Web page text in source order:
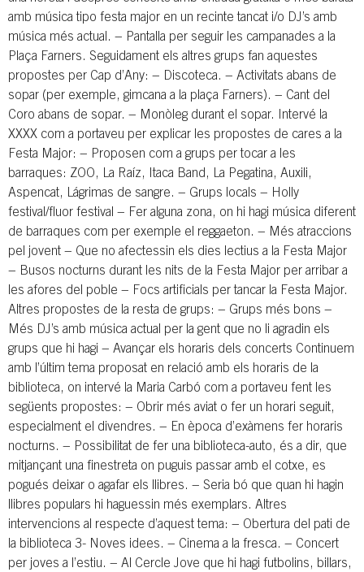
amb música tipo festa major en un recinte tancat i/o DJ’s amb
música més actual. − Pantalla per seguir les campanades a la
Plaça Farners. Seguidament els altres grups fan aquestes
propostes per Cap d’Any: − Discoteca. − Activitats abans de
sopar (per exemple, gimcana a la plaça Farners). − Cant del
Coro abans de sopar. − Monòleg durant el sopar. Intervé la
XXXX com a portaveu per explicar les propostes de cares a la
Festa Major: − Proposen com a grups per tocar a les
barraques: ZOO, La Raíz, Itaca Band, La Pegatina, Auxili,
Aspencat, Lágrimas de sangre. − Grups locals − Holly
festival/fluor festival − Fer alguna zona, on hi hagi música diferent
de barraques com per exemple el reggaeton. − Més atraccions
pel jovent − Que no afectessin els dies lectius a la Festa Major
− Busos nocturns durant les nits de la Festa Major per arribar a
les afores del poble − Focs artificials per tancar la Festa Major.
Altres propostes de la resta de grups: − Grups més bons −
Més DJ’s amb música actual per la gent que no li agradin els
grups que hi hagi − Avançar els horaris dels concerts Continuem
amb l’últim tema proposat en relació amb els horaris de la
biblioteca, on intervé la Maria Carbó com a portaveu fent les
següents propostes: − Obrir més aviat o fer un horari seguit,
especialment el divendres. − En època d’exàmens fer horaris
nocturns. − Possibilitat de fer una biblioteca-auto, és a dir, que
mitjançant una finestreta on puguis passar amb el cotxe, es
pogués deixar o agafar els llibres. − Seria bó que quan hi hagin
llibres populars hi haguessin més exemplars. Altres
intervencions al respecte d’aquest tema: − Obertura del pati de
la biblioteca 3- Noves idees. − Cinema a la fresca. − Concert
per joves a l’estiu. − Al Cercle Jove que hi hagi futbolins, billars,